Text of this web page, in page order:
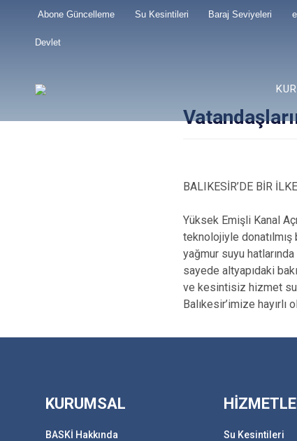
Abone Güncelleme Su Kesintileri Baraj Seviyeleri
Devlet
BALIKESİR’DE BİR
Yüksek Emişli Kanal
teknolojiyle
yağmur suyu
sayede altyapıdaki
ve kesintisiz hizmet
Balıkesir’imize hayırlı
KURUMSAL
BASKİ Hakkında Su Kesintileri